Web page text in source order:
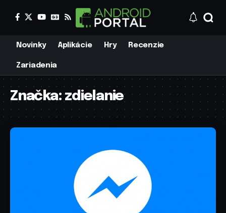
Novinky Aplikácie Hry Recenzie
Zariadenia
Značka:zdielanie